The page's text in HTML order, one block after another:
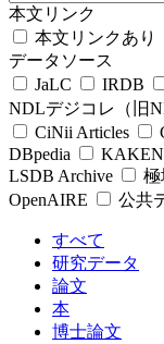
本文リンク
本文リンクあり
データソース
JaLC
IRDB
NDLデジコレ（旧
CiNii Articles
DBpedia
KAKEN
LSDB Archive
極
OpenAIRE
公共
すべて
研究データ
論文
本
博士論文